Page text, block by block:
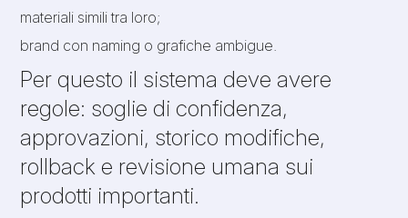
materiali simili tra loro;
brand con naming o grafiche ambigue.
Per questo il sistema deve avere
regole: soglie di confidenza,
approvazioni, storico modifiche,
rollback e revisione umana sui
prodotti importanti.